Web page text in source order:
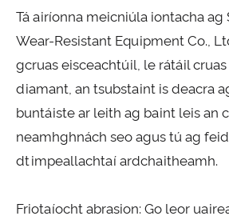
Tá airíonna meicniúla iontacha ag
Wear-Resistant Equipment Co.,
gcruas eisceachtúil, le rátáil
diamant, an tsubstaint is deacra
buntáiste ar leith ag baint leis an
neamhghnách seo agus tú ag
dtimpeallachtaí ardchaitheamh.
Friotaíocht abrasion: Go leor